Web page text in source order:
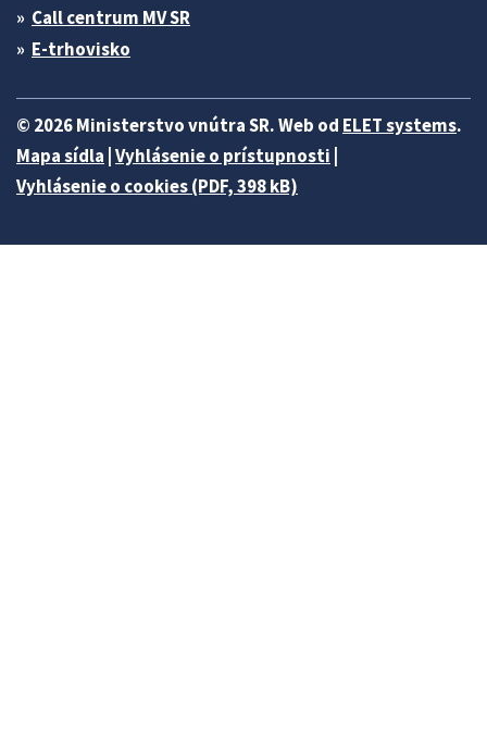
Call centrum MV SR
E-trhovisko
© 2026 Ministerstvo vnútra SR. Web od ELET systems.
Mapa sídla Vyhlásenie o prístupnosti
Vyhlásenie o cookies (PDF, 398 kB)